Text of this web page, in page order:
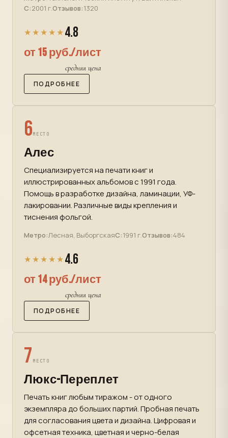
С:2001 г.Отзывов:1320
★★★★★ 4.8
от 15 руб./лист
средняя цена
ПОДРОБНЕЕ
6МЕСТО
Алес
Специализируется на печати книг и
иллюстрированных альбомов с 1991 года.
Помощь в разработке дизайна, ламинации, УФ-
лакировании. Различные виды крепления и
тиснения фольгой.
Метро:Лесная, ВыборгскаяС:1991 г.Отзывов:484
★★★★★ 4.6
от 14 руб./лист
средняя цена
ПОДРОБНЕЕ
7 МЕСТО
Люкс-Переплет
Печать книг любым тиражом - от одного
экземпляра до больших партий. Пробная печать
для согласования цвета и дизайна. Цифровая и
офсетная техника, цветная и черно-белая